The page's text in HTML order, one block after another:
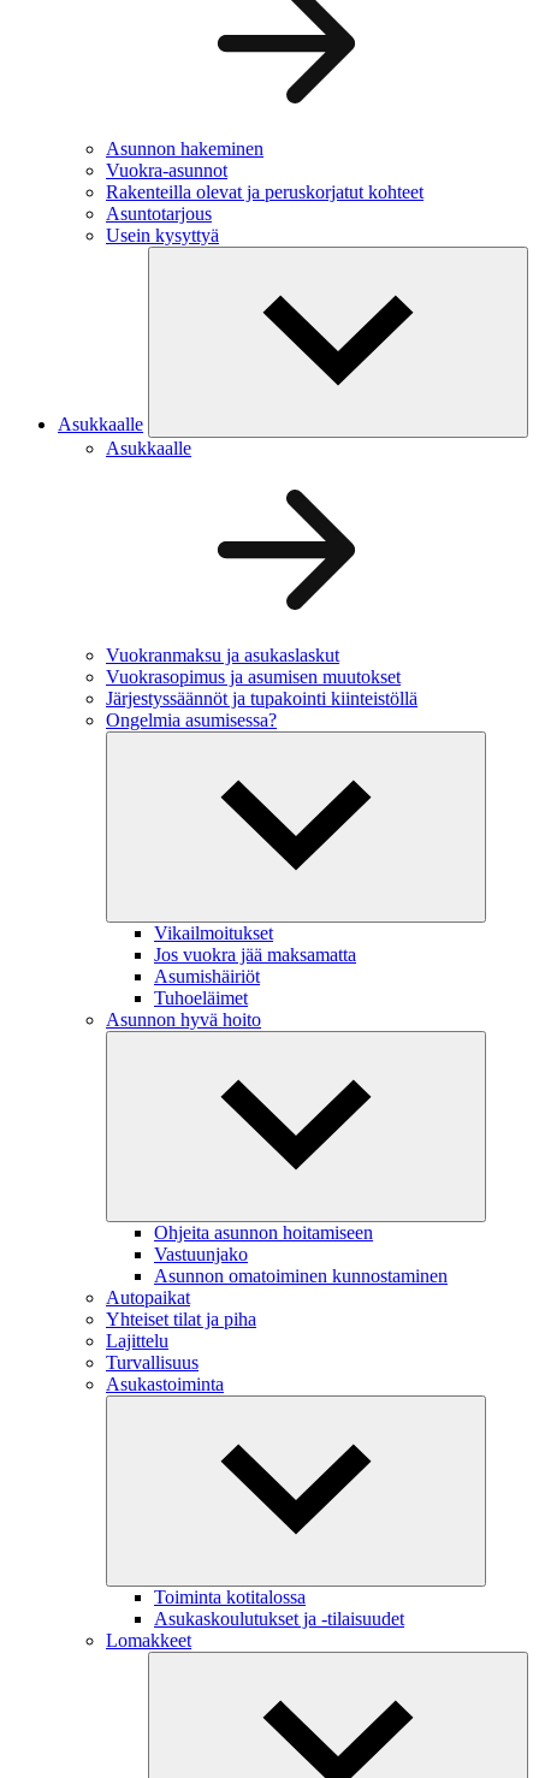
Asunnon hakeminen
Vuokra-asunnot
Rakenteilla olevat ja peruskorjatut kohteet
Asuntotarjous
Usein kysyttyä
Asukkaalle
Asukkaalle
Vuokranmaksu ja asukaslaskut
Vuokrasopimus ja asumisen muutokset
Järjestyssäännöt ja tupakointi kiinteistöllä
Ongelmia asumisessa?
Vikailmoitukset
Jos vuokra jää maksamatta
Asumishäiriöt
Tuhoeläimet
Asunnon hyvä hoito
Ohjeita asunnon hoitamiseen
Vastuunjako
Asunnon omatoiminen kunnostaminen
Autopaikat
Yhteiset tilat ja piha
Lajittelu
Turvallisuus
Asukastoiminta
Toiminta kotitalossa
Asukaskoulutukset ja -tilaisuudet
Lomakkeet